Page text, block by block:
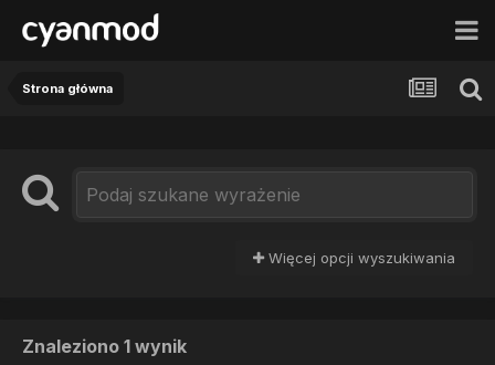
Strona główna
Więcej opcji wyszukiwania
Znaleziono 1 wynik